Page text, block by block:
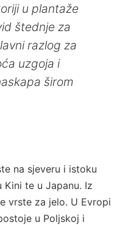
u plantaže
štednje za
razlog za
uzgoja i
širom
na sjeveru i istoku
Kini te u Japanu. Iz
vrste za jelo. U Evropi
u Poljskoj i